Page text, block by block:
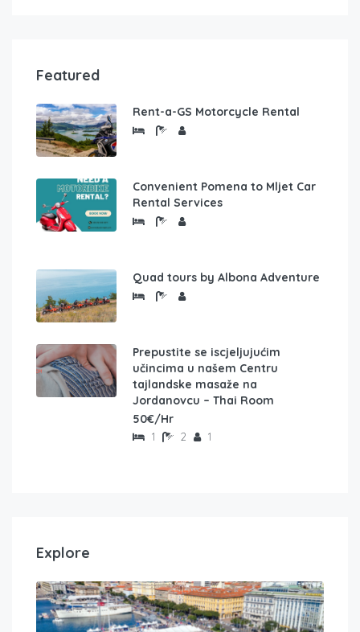
Featured
Rent-a-GS Motorcycle Rental
Convenient Pomena to Mljet Car
Rental Services
Quad tours by Albona Adventure
Prepustite se iscjeljujućim
učincima u našem Centru
tajlandske masaže na
Jordanovcu – Thai Room
50€/Hr
1 2 1
Explore